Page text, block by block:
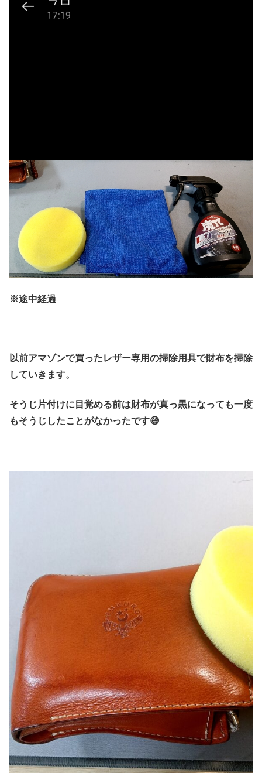
※途中経過
以前アマゾンで買ったレザー専用の掃除用具で財布を掃除
していきます。
そうじ片付けに目覚める前は財布が真っ黒になっても一度
もそうじしたことがなかったです😅